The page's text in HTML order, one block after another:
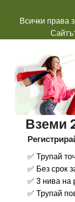
Всички права
Вземи
✅ Трупай
✅ Без срок
✅ 3 нива на
✅ Трупай